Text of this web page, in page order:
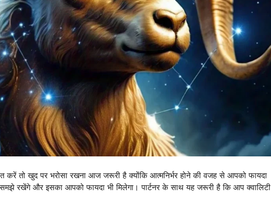
करें तो खुद पर भरोसा रखना आज जरूरी है क्योंकि आत्मनिर्भर होने की वजह से आपको फायदा
रखेंगे और इसका आपको फायदा भी मिलेगा। पार्टनर के साथ यह जरूरी है कि आप क्वालिटी